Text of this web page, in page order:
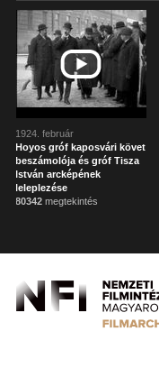
1924. február
Hoyos gróf kaposvári követ
beszámolója és gróf Tisza
István arcképének
leleplezése
80342 megtekintés